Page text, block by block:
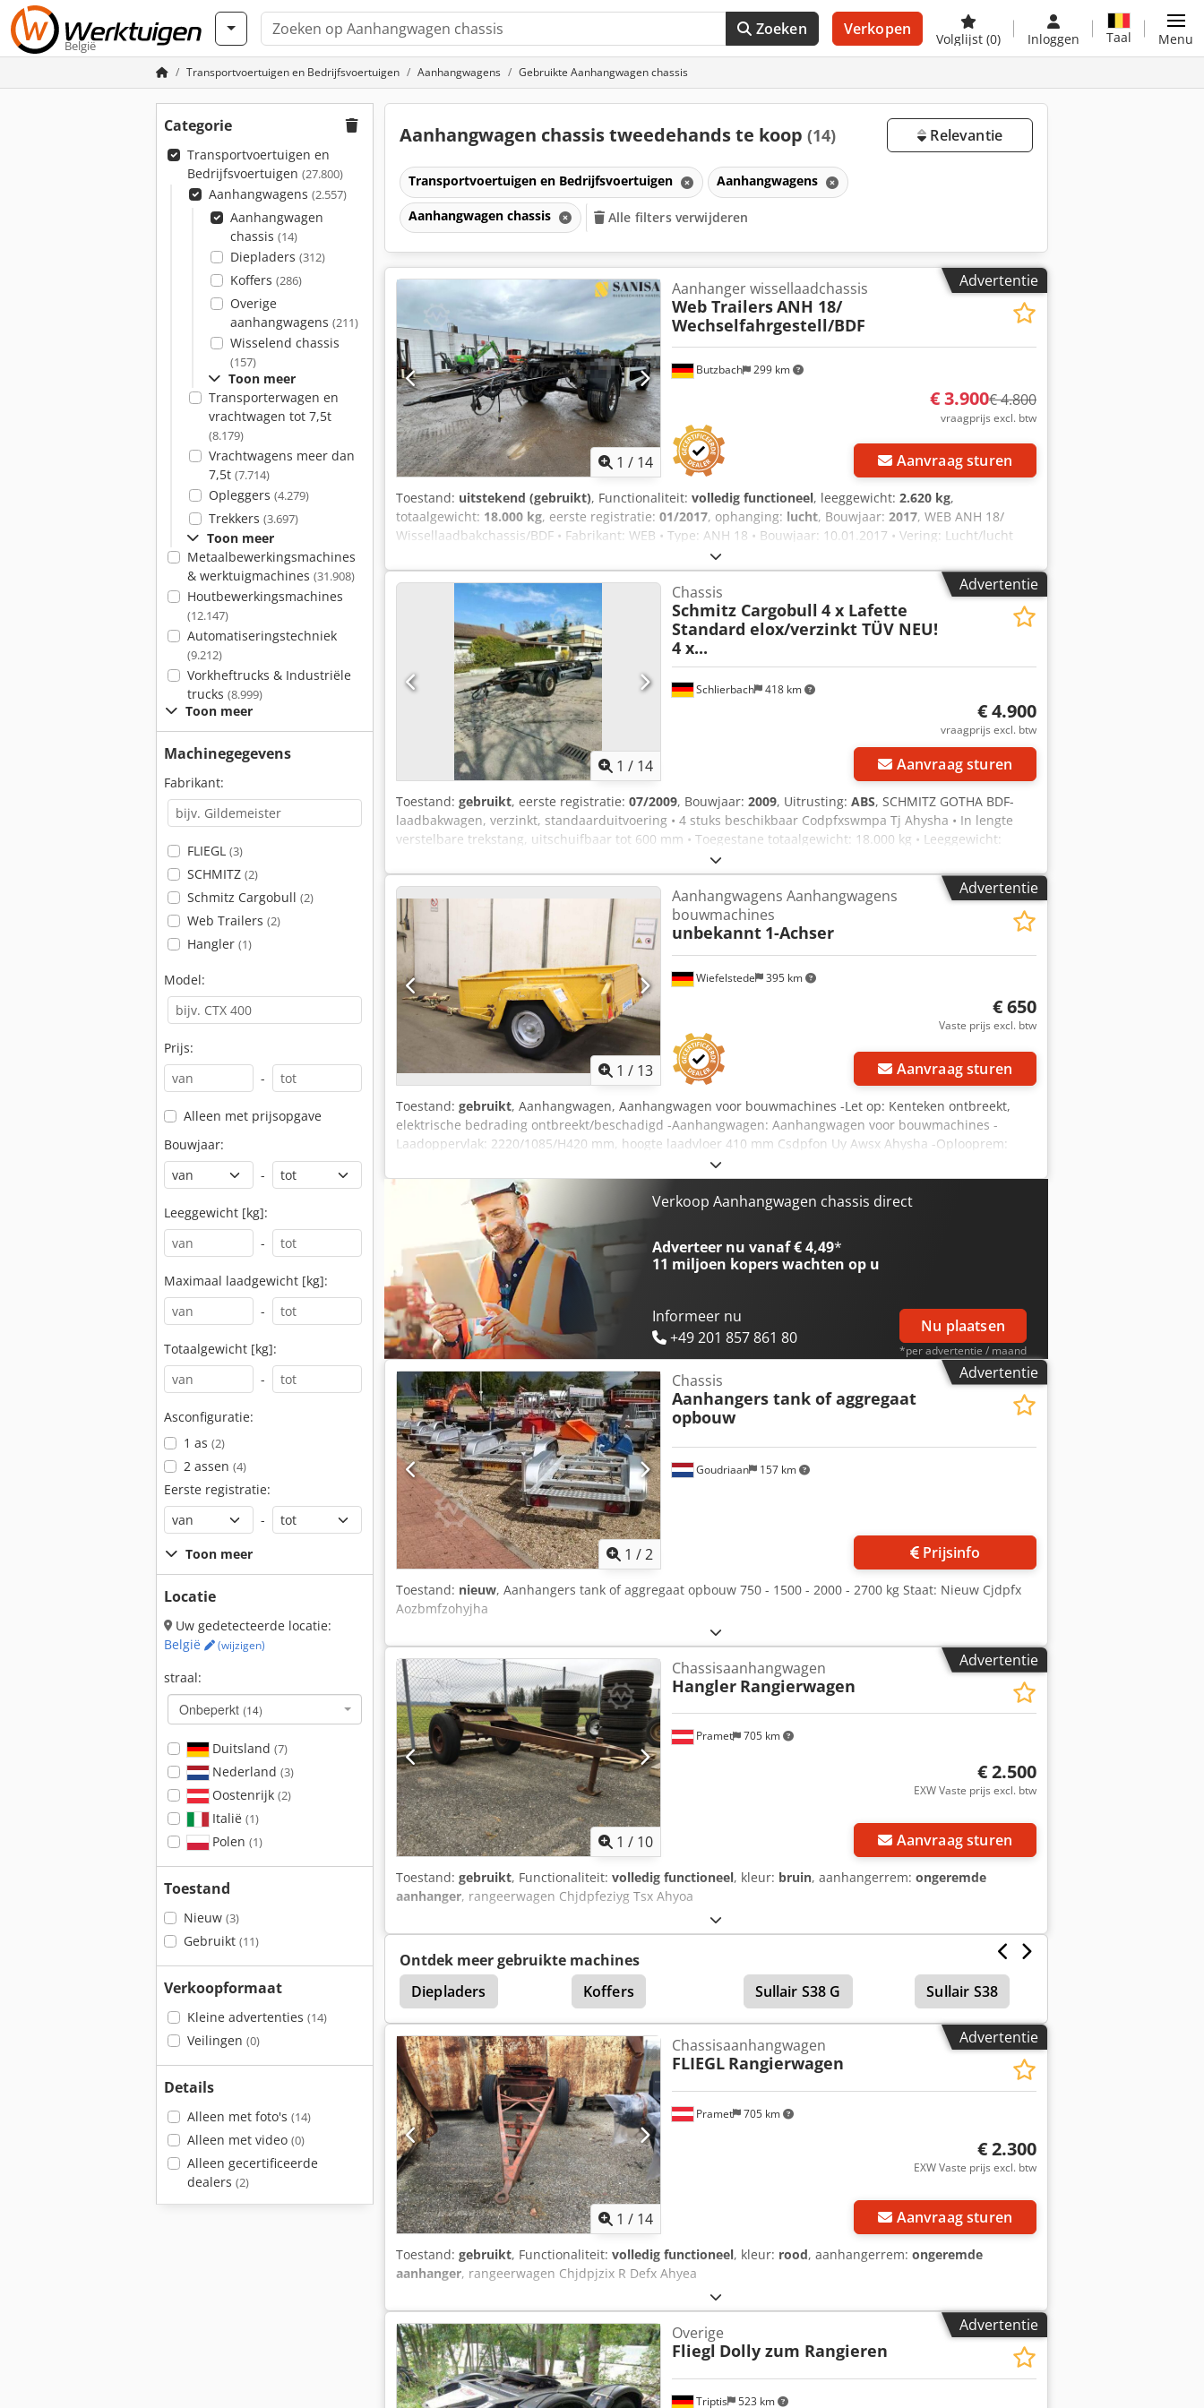
België
Zoeken Verkopen
Volglijst (0) Inloggen Taal Menu
Transportvoertuigen en Bedrijfsvoertuigen Aanhangwagens Gebruikte Aanhangwagen chassis
Categorie
Transportvoertuigen en
Bedrijfsvoertuigen (27.800)
Aanhangwagens (2.557)
Aanhangwagen
chassis (14)
Diepladers (312)
Koffers (286)
Overige
aanhangwagens (211)
Wisselend chassis
(157)
Toon meer
Transporterwagen en
vrachtwagen tot 7,5t
(8.179)
Vrachtwagens meer dan
7,5t (7.714)
Opleggers (4.279)
Trekkers (3.697)
Toon meer
Metaalbewerkingsmachines
& werktuigmachines (31.908)
Houtbewerkingsmachines
(12.147)
Automatiseringstechniek
(9.212)
Vorkheftrucks & Industriële
trucks (8.999)
Toon meer
Machinegegevens
Fabrikant:
FLIEGL (3)
SCHMITZ (2)
Schmitz Cargobull (2)
Web Trailers (2)
Hangler (1)
Model:
Prijs:
-
Alleen met prijsopgave
Bouwjaar:
-
Leeggewicht [kg]:
-
Maximaal laadgewicht [kg]:
-
Totaalgewicht [kg]:
-
Asconfiguratie:
1 as (2)
2 assen (4)
Eerste registratie:
-
Toon meer
Locatie
Uw gedetecteerde locatie:
België
(wijzigen)
straal:
Onbeperkt (14)
Duitsland (7)
Nederland (3)
Oostenrijk (2)
Italië (1)
Polen (1)
Toestand
Nieuw (3)
Gebruikt (11)
Verkoopformaat
Kleine advertenties (14)
Veilingen (0)
Details
Alleen met foto's (14)
Alleen met video (0)
Alleen gecertificeerde
dealers (2)
Aanhangwagen chassis tweedehands te koop (14) Relevantie
Transportvoertuigen en Bedrijfsvoertuigen Aanhangwagens
Aanhangwagen chassis Alle filters verwijderen
Advertentie
1 / 14
Butzbach 299 km
Aanhanger wissellaadchassis
Web TrailersANH 18/
Wechselfahrgestell/BDF
€ 3.900€ 4.800
vraagprijs excl. btw
Aanvraag sturen
Toestand: uitstekend (gebruikt), Functionaliteit: volledig functioneel, leeggewicht: 2.620 kg,
totaalgewicht: 18.000 kg, eerste registratie: 01/2017, ophanging: lucht, Bouwjaar: 2017, WEB ANH 18/
Wissellaadbakchassis/BDF • Fabrikant: WEB • Type: ANH 18 • Bouwjaar: 10.01.2017 • Vering: Lucht/lucht
Csdpfxszdt Exj Ahyeha • Leeggewicht: 2620 kg • Laadvermogen: 15380 kg • Toegest. totaalgewicht: 18000 kg
• 5,95 meter container • 40 mm trekoog • APK tot: 08.2026 • Duitse machine • Direct inzetbaar • Dit aanbod
is vrijblijvend en niet bindend. - Tussentijdse verkoop voorbehouden, - Fouten en/of typefouten niet
uitgesloten. - Verkoop volgens onze algemene voorwaarden.
Advertentie
1 / 14
Schlierbach 418 km
Chassis
Schmitz Cargobull 4 x Lafette
Standard elox/verzinkt TÜV NEU!
4 x...
€ 4.900
vraagprijs excl. btw
Aanvraag sturen
Toestand: gebruikt, eerste registratie: 07/2009, Bouwjaar: 2009, Uitrusting: ABS, SCHMITZ GOTHA BDF-
laadbakwagen, verzinkt, standaarduitvoering • 4 stuks beschikbaar Codpfxswmpa Tj Ahysha • In lengte
verstelbare trekstang, uitschuifbaar tot 600 mm • Toegestane totaalgewicht: 18.000 kg • Leeggewicht:
2.700 kg • 2 x 9-tons SAF-assen • Volledig luchtgeveerd • Banden: 385/65 R 22,5 • Zeer goed profiel! •
Verzinkt/geanodiseerd chassis • Heffen/zakken installatie • Duitse aanhanger! • Van eerste eigenaar! • APK/
TÜV/ SP: Nieuw! Fouten en tussentijdse verkoop voorbehouden! = Verdere informatie = Schade: geen =
Verdere informatie = Laadvermogen: 18.000 kg Schade: geen
Advertentie
1 / 13
Wiefelstede 395 km
Aanhangwagens Aanhangwagens
bouwmachines
unbekannt 1-Achser
€ 650
Vaste prijs excl. btw
Aanvraag sturen
Toestand: gebruikt, Aanhangwagen, Aanhangwagen voor bouwmachines -Let op: Kenteken ontbreekt,
elektrische bedrading ontbreekt/beschadigd -Aanhangwagen: Aanhangwagen voor bouwmachines -
Laadoppervlak: 2220/1085/H420 mm, hoogte laadvloer 410 mm Csdpfon Uy Awsx Ahysha -Oplooprem:
Hahn type ABV25. 1DZKE 2010 tot 2500 kg -Steunlast: 100 kg -Afmetingen: 4175/2030/H980 mm -
Terreingewicht: 650 kg -Overdracht: In de staat waarin deze zich bevindt, zoals te zien
Verkoop Aanhangwagen chassis direct
Adverteer nu vanaf € 4,49*
11 miljoen koperswachten op u
Informeer nu
+49 201 857 861 80
Nu plaatsen
*per advertentie / maand
Advertentie
1 /2
Goudriaan 157 km
Chassis
Aanhangers tank of aggregaat
opbouw
Prijsinfo
Toestand: nieuw, Aanhangers tank of aggregaat opbouw 750 - 1500 - 2000 - 2700 kg Staat: Nieuw Cjdpfx
Aozbmfzohyjha
Advertentie
1 / 10
Pramet 705 km
Chassisaanhangwagen
Hangler Rangierwagen
€ 2.500
EXW Vaste prijs excl. btw
Aanvraag sturen
Toestand: gebruikt, Functionaliteit: volledig functioneel, kleur: bruin, aanhangerrem: ongeremde
aanhanger, rangeerwagen Chjdpfeziyg Tsx Ahyoa
Ontdek meer gebruikte machines
Diepladers
Koffers Sullair S38 G Sullair S38
Advertentie
1 / 14
Pramet 705 km
Chassisaanhangwagen
FLIEGL Rangierwagen
€ 2.300
EXW Vaste prijs excl. btw
Aanvraag sturen
Toestand: gebruikt, Functionaliteit: volledig functioneel, kleur: rood, aanhangerrem: ongeremde
aanhanger, rangeerwagen Chjdpjzix R Defx Ahyea
Advertentie
Triptis 523 km
Overige
Fliegl Dolly zum Rangieren